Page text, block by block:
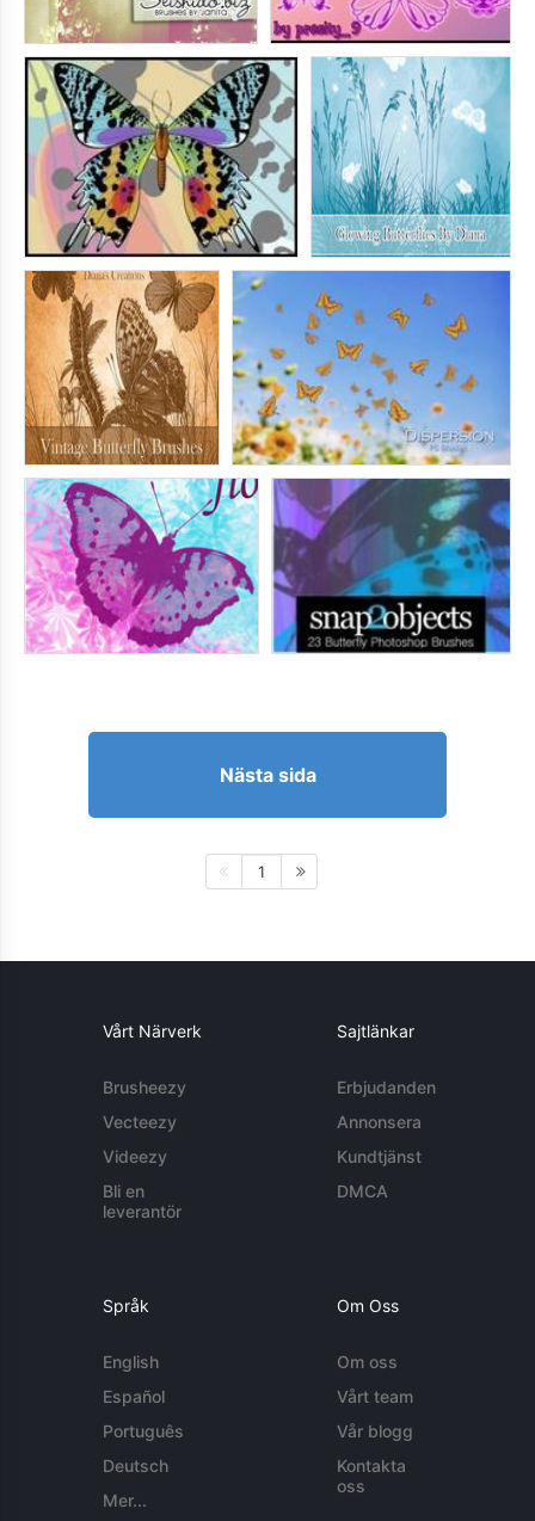
Nästa sida
1
Vårt Närverk
Brusheezy
Vecteezy
Videezy
Bli en
leverantör
Sajtlänkar
Erbjudanden
Annonsera
Kundtjänst
DMCA
Språk
English
Español
Português
Deutsch
Mer...
Om Oss
Om oss
Vårt team
Vår blogg
Kontakta
oss